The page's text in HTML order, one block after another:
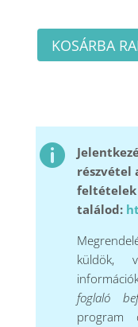
KOSÁRBA

részvétel
találod:
küldök,
foglaló
program